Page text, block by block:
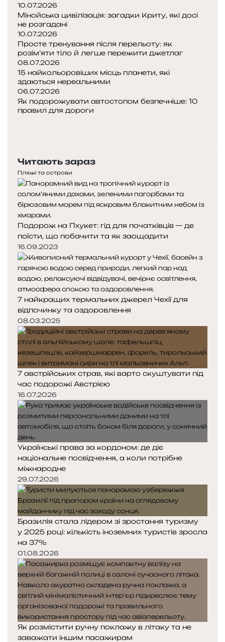
10.07.2026
Мінойська цивілізація: загадки Криту, які досі
не розгадані
10.07.2026
Просте тренування після перельоту: як
розім’яти тіло й легше пережити джетлаг
08.07.2026
15 найкольоровіших місць планети, які
здаються нереальними
06.07.2026
Як подорожувати автостопом безпечніше: 10
правил для дороги
Читають зараз
Пляжі та острови
Подорож на Пхукет: гід для початківців — де
поїсти, що побачити та як заощадити
16.09.2023
7 найкращих термальних джерел Чехії для
відпочинку та оздоровлення
08.03.2025
7 австрійських страв, які варто скуштувати під
час подорожі Австрією
16.07.2026
Українські права за кордоном: де діє
національне посвідчення, а коли потрібне
міжнародне
29.07.2026
Бразилія стала лідером зі зростання туризму
у 2025 році: кількість іноземних туристів зросла
на 37%
01.08.2026
Як розмістити ручну поклажу в літаку та не
заважати іншим пасажирам